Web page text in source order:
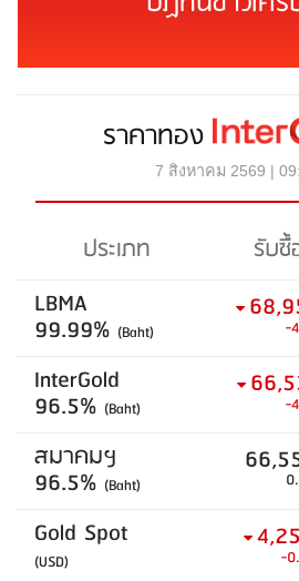
ราคาทอง
7 สิงหาคม 2569 |
ประเภท รับซื้
LBMA
99.99% (Baht) -
InterGold
96.5% (Baht) -
สมาคมฯ
96.5% (Baht)
Gold Spot
(USD) -